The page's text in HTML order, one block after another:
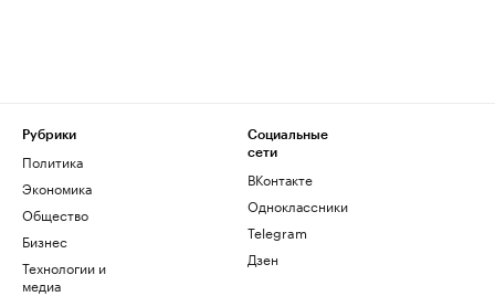
Рубрики
Политика
Экономика
Общество
Бизнес
Технологии и
медиа
Социальные
сети
ВКонтакте
Одноклассники
Telegram
Дзен